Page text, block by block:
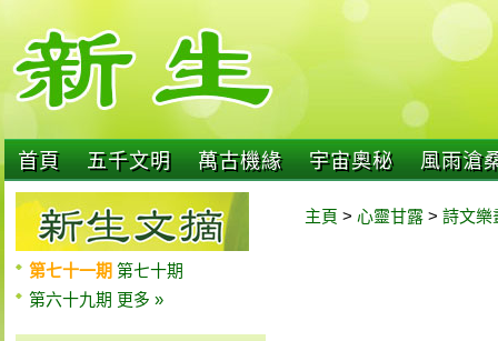
首頁 五千文明 萬古機緣 宇宙奧秘 風雨滄
第七十一期 第七十期
第六十九期 更多 »
主頁 > 心靈甘露 > 詩文樂